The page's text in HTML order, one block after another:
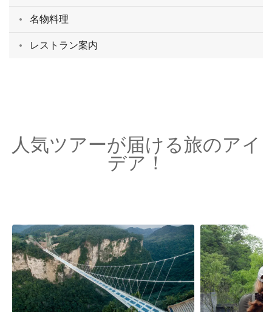
名物料理
レストラン案内
人気ツアーが届ける旅のアイ
デア！